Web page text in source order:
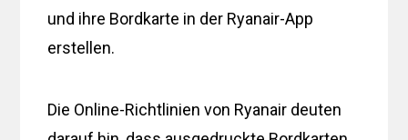
und ihre Bordkarte in der Ryanair-App
erstellen.
Die Online-Richtlinien von Ryanair deuten